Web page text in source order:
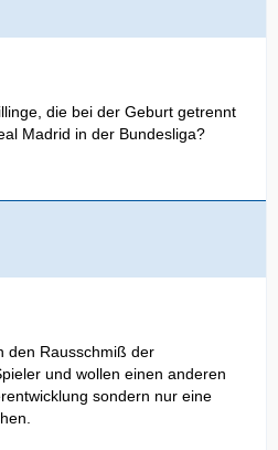
die bei der Geburt getrennt
Madrid in der Bundesliga?
den Rausschmiß der
und wollen einen anderen
sondern nur eine